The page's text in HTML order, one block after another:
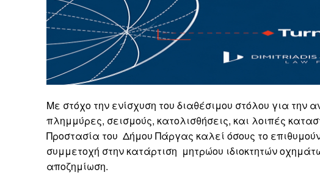
Με στόχο την ενίσχυση του διαθέσιμου στόλου για
πλημμύρες, σεισμούς, κατολισθήσεις, και λοιπές
Προστασία του Δήμου Πάργας καλεί όσους το
συμμετοχή στην κατάρτιση μητρώου ιδιοκτητών
αποζημίωση.